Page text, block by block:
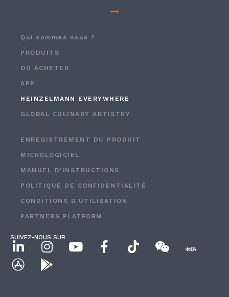
→
Qui sommes nous ?
PRODUITS
OÙ ACHETER
APP
HEINZELMANN EVERYWHERE
GLOBAL CULINARY ARTISTRY
ENREGISTREMENT DU PRODUIT
MICROLOGICIEL
MANUEL D’INSTRUCTIONS
POLITIQUE DE CONFIDENTIALITÉ
CONDITIONS D'UTILISATION
PARTNERS PLATFORM
SUIVEZ-NOUS SUR